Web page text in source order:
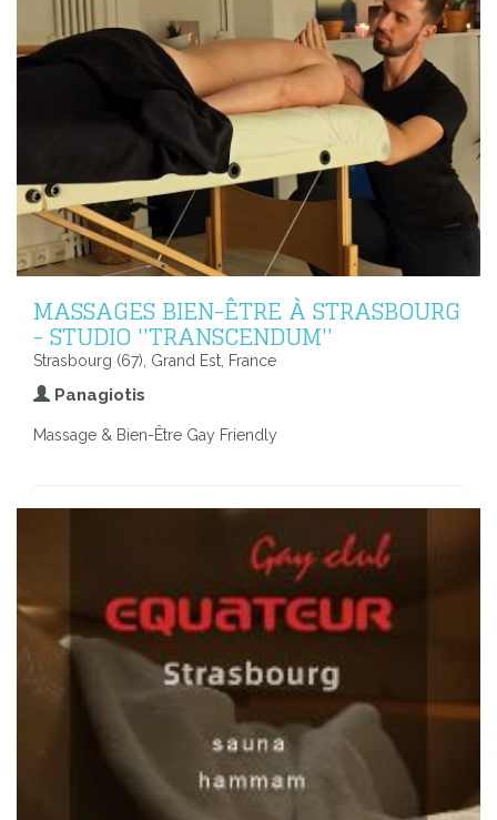
MASSAGES BIEN-ÊTRE À STRASBOURG
- STUDIO ''TRANSCENDUM''
Strasbourg (67), Grand Est, France
Panagiotis
Massage & Bien-Être Gay Friendly